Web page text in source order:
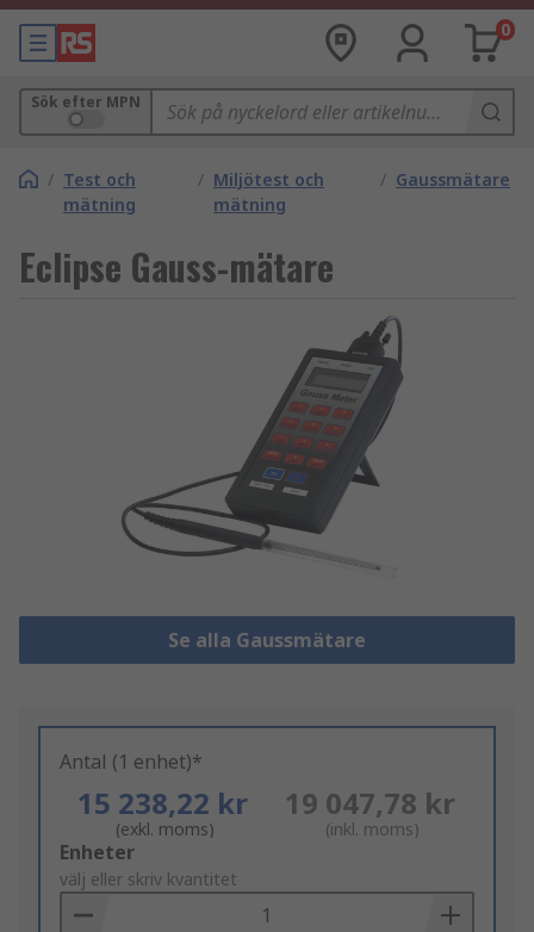
0
Sök efter MPN
/ Test och
mätning
/ Miljötest och
mätning
/ Gaussmätare
Eclipse Gauss-mätare
Se alla Gaussmätare
Antal (1 enhet)*
15 238,22 kr
(exkl. moms)
19 047,78 kr
(inkl. moms)
Add
to
Basket
Enheter
välj eller skriv kvantitet